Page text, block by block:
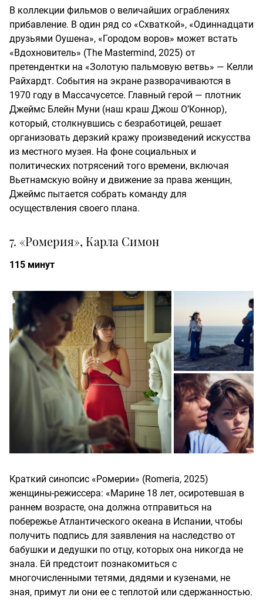
В коллекции фильмов о величайших ограблениях
прибавление. В один ряд со «Схваткой», «Одиннадцати
друзьями Оушена», «Городом воров» может встать
«Вдохновитель» (The Mastermind, 2025) от
претендентки на «Золотую пальмовую ветвь» — Келли
Райхардт. События на экране разворачиваются в
1970 году в Массачусетсе. Главный герой — плотник
Джеймс Блейн Муни (наш краш Джош О’Коннор),
который, столкнувшись с безработицей, решает
организовать дерзкий кражу произведений искусства
из местного музея. На фоне социальных и
политических потрясений того времени, включая
Вьетнамскую войну и движение за права женщин,
Джеймс пытается собрать команду для
осуществления своего плана.
7. «Ромерия», Карла Симон
115 минут
Краткий синопсис «Ромерии» (Romeria, 2025)
женщины-режиссера: «Марине 18 лет, осиротевшая в
раннем возрасте, она должна отправиться на
побережье Атлантического океана в Испании, чтобы
получить подпись для заявления на наследство от
бабушки и дедушки по отцу, которых она никогда не
знала. Ей предстоит познакомиться с
многочисленными тетями, дядями и кузенами, не
зная, примут ли они ее с теплотой или сдержанностью.